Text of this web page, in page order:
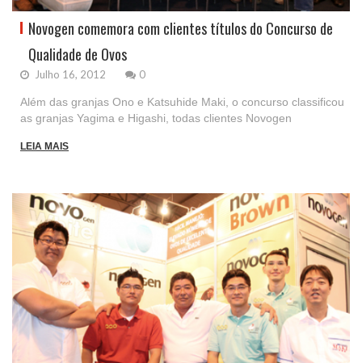
Novogen comemora com clientes títulos do Concurso de
Qualidade de Ovos
Julho 16, 2012 0
Além das granjas Ono e Katsuhide Maki, o concurso classificou
as granjas Yagima e Higashi, todas clientes Novogen
LEIA MAIS